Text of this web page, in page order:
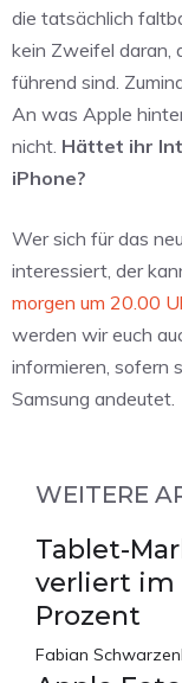
die tatsächlich
kein Zweifel daran,
führend sind.
An was Apple
nicht. Hättet ihr
iPhone?
Wer sich für das
interessiert, der
morgen um 20.00
werden wir euch
informieren, sofern
Samsung andeutet.
WEITERE
Tablet-
verliert im
Prozent
Fabian